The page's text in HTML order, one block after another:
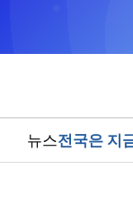
뉴스전국은 지